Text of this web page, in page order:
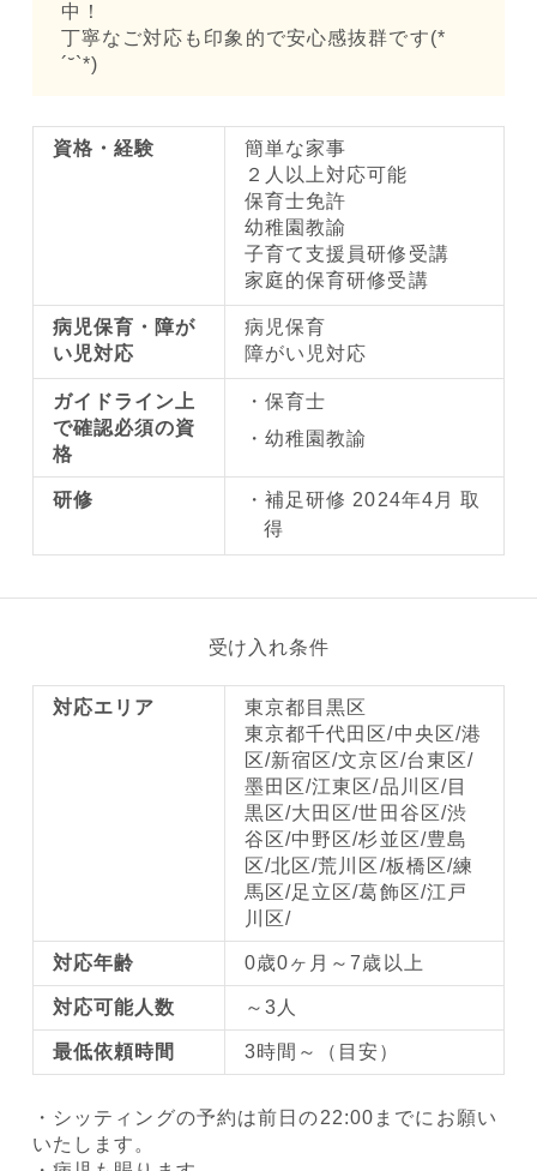
中！
丁寧なご対応も印象的で安心感抜群です(*
´˘`*)
資格・経験
簡単な家事
２人以上対応可能
保育士免許
幼稚園教諭
子育て支援員研修受講
家庭的保育研修受講
病児保育・障が
い児対応
病児保育
障がい児対応
ガイドライン上
で確認必須の資
格
保育士
幼稚園教諭
研修
補足研修 2024年4月 取
得
受け入れ条件
対応エリア
東京都目黒区
東京都千代田区/中央区/港
区/新宿区/文京区/台東区/
墨田区/江東区/品川区/目
黒区/大田区/世田谷区/渋
谷区/中野区/杉並区/豊島
区/北区/荒川区/板橋区/練
馬区/足立区/葛飾区/江戸
川区/
対応年齢 0歳0ヶ月～7歳以上
対応可能人数 ～3人
最低依頼時間 3時間～（目安）
・シッティングの予約は前日の22:00までにお願い
いたします。